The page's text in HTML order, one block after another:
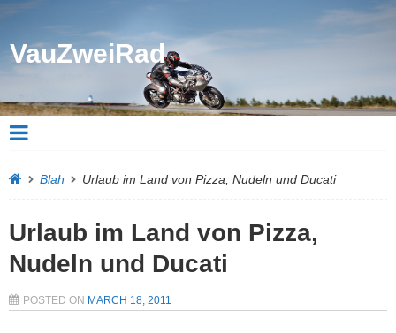
VauZweiRad
Blah Urlaub im Land von Pizza, Nudeln und Ducati
Urlaub im Land von Pizza,
Nudeln und Ducati
POSTED ON MARCH 18, 2011